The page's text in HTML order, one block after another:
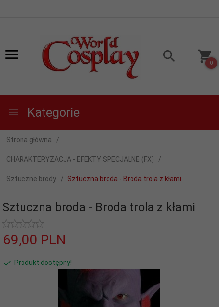
0
Kategorie
Strona główna
CHARAKTERYZACJA - EFEKTY SPECJALNE (FX)
Sztuczne brody Sztuczna broda - Broda trola z kłami
Sztuczna broda - Broda trola z kłami
69,00 PLN
Produkt dostępny!